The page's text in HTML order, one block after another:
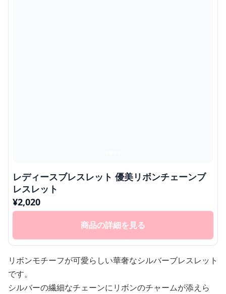
レディースブレスレット 優美リボンチェーンブ
レスレット
¥2,020
商品の詳細を見る
リボンモチーフが可愛らしい華奢なシルバーブレスレット
です。
シルバーの繊細なチェーンにリボンのチャームが添えら